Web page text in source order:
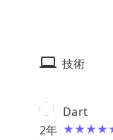
技術
2年
Dart